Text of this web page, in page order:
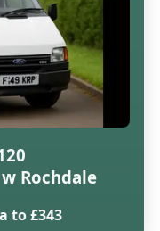
Rochdale
to £343